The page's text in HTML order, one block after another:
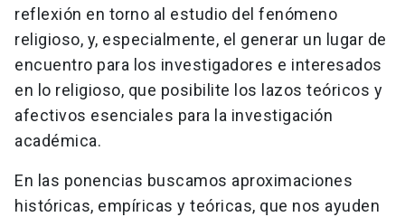
reflexión en torno al estudio del fenómeno
religioso, y, especialmente, el generar un lugar de
encuentro para los investigadores e interesados
en lo religioso, que posibilite los lazos teóricos y
afectivos esenciales para la investigación
académica.
En las ponencias buscamos aproximaciones
históricas, empíricas y teóricas, que nos ayuden